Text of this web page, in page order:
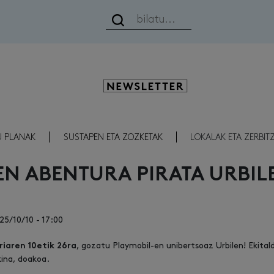
Newsletter
PLANAK SUSTAPEN ETA ZOZKETAK LOKALAK ETA
ABENTURA PIRATA
10/10 - 17:00
10etik 26ra, gozatu Playmobil-en unibertsoaz Urbilen!
doakoa.